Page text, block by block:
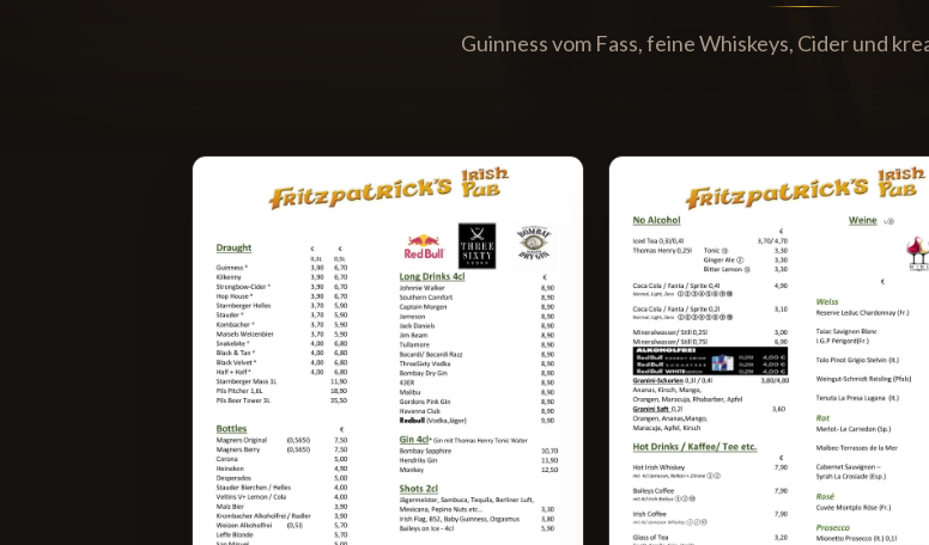
Guinness vom Fass, feine Whiskeys, Cider und